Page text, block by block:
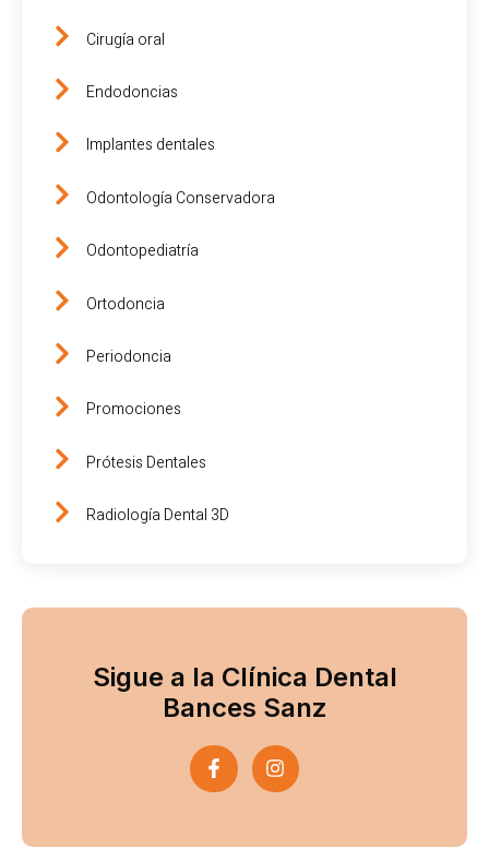
Cirugía oral
Endodoncias
Implantes dentales
Odontología Conservadora
Odontopediatría
Ortodoncia
Periodoncia
Promociones
Prótesis Dentales
Radiología Dental 3D
Sigue a la Clínica Dental
Bances Sanz